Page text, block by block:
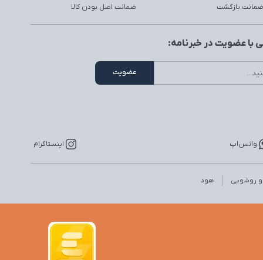
ضمانت اصل بودن کالا
با عضویت در خبرنامه:
واتس‌اپ اینستاگرام
و روشویی هود